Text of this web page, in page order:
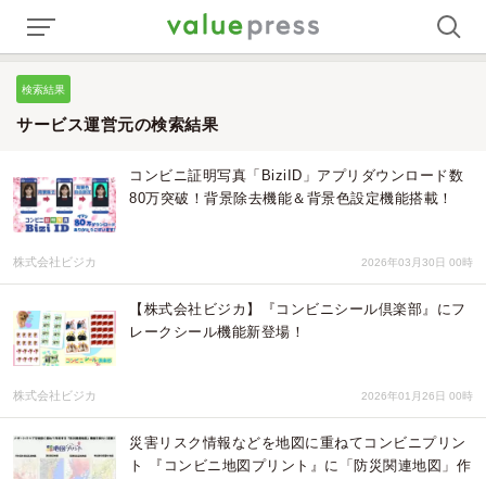
検索結果
サービス運営元の検索結果
コンビニ証明写真「BiziID」アプリダウンロード数
80万突破！背景除去機能＆背景色設定機能搭載！
株式会社ビジカ 2026年03月30日 00時
【株式会社ビジカ】『コンビニシール倶楽部』にフ
レークシール機能新登場！
株式会社ビジカ 2026年01月26日 00時
災害リスク情報などを地図に重ねてコンビニプリン
ト 『コンビニ地図プリント』に「防災関連地図」作